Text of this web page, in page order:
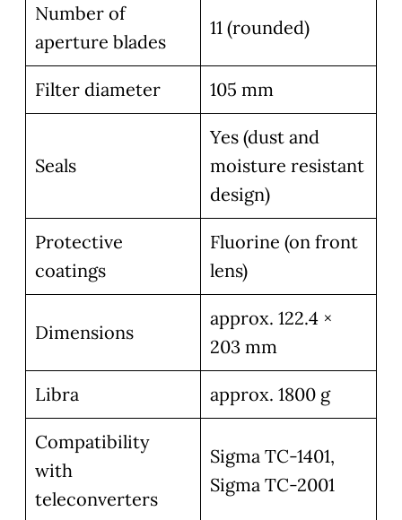
Number of
aperture blades
11 (rounded)
Filter diameter 105 mm
Seals
Yes (dust and
moisture resistant
design)
Protective
coatings
Fluorine (on front
lens)
Dimensions
approx. 122.4 ×
203 mm
Libra approx. 1800 g
Compatibility
with
teleconverters
Sigma TC-1401,
Sigma TC-2001